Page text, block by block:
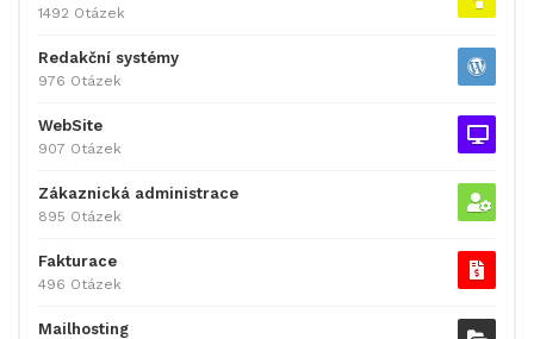
1492 Otázek
Redakční systémy
976 Otázek
WebSite
907 Otázek
Zákaznická administrace
895 Otázek
Fakturace
496 Otázek
Mailhosting